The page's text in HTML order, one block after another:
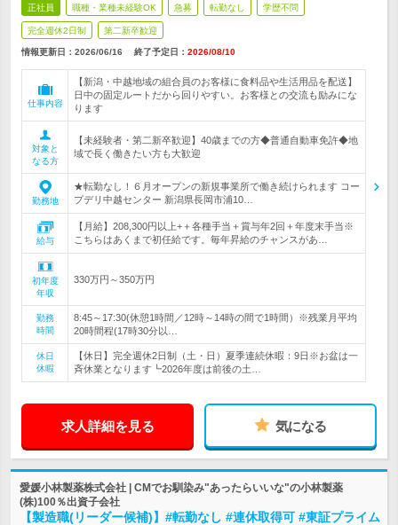
正社員 職種・業種未経験OK 急募 転勤なし 学歴不問
完全週休2日制 第二新卒歓迎
情報更新日：2026/06/16 終了予定日： 2026/08/10
仕事内容
【新潟・中越地域の組合員のお客様に食料品や生活用品を配送】
日中の固定ルートだから回りやすい。お客様との交流も励みにな
ります
対象と
なる方
【未経験者・第二新卒歓迎】40歳までの方◆普通自動車免許◆地
域で長く働きたい方も大歓迎
勤務地
★転勤なし！６月オープンの新規事業所で働き続けられます コー
プデリ中越センター 新潟県長岡市浦10…
給与
【月給】208,300円以上+＋各種手当＋賞与年2回＋年度末手当※
こちらはあくまで初任給です。毎年昇給のチャンスがあ…
初年度
年収
330万円～350万円
勤務
時間
8:45～17:30(休憩1時間／12時～14時の間で1時間）※残業月平均
20時間程(17時30分以…
休日
休暇
【休日】完全週休2日制（土・日）夏季連続休暇：9日※お盆は一
斉休業となります┗2026年度は前後の土…
求人詳細を見る 気になる
愛媛小林製薬株式会社 | CMでお馴染み"あったらいいな"の小林製薬
(株)100％出資子会社
【製造職(リーダー候補)】#転勤なし #連休取得可 #東証プライム